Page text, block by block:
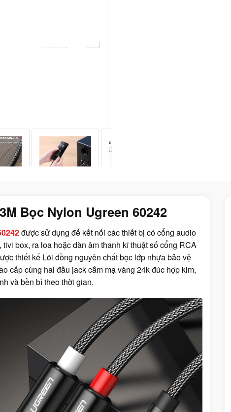
Bọc Nylon Ugreen 60242
được sử dụng để kết nối các thiết bị có cổng audio
box, ra loa hoặc dàn âm thanh kĩ thuật số cổng RCA
thiết kế Lõi đồng nguyên chất bọc lớp nhựa bảo vệ
cấp cùng hai đầu jack cắm mạ vàng 24k đúc hợp kim,
và bền bỉ theo thời gian.